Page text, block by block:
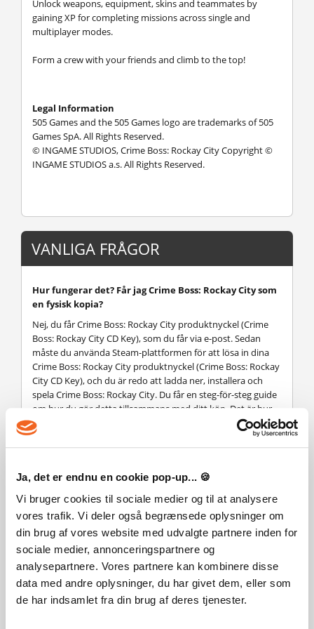
Ja, det er endnu en cookie pop-up... 🍪
Vi bruger cookies til sociale medier og til at analysere
vores trafik. Vi deler også begrænsede oplysninger om
din brug af vores website med udvalgte partnere inden for
sociale medier, annonceringspartnere og
analysepartnere. Vores partnere kan kombinere disse
data med andre oplysninger, du har givet dem, eller som
de har indsamlet fra din brug af deres tjenester.
Unlock weapons, equipment, skins and teammates by
gaining XP for completing missions across single and
multiplayer modes.
Form a crew with your friends and climb to the top!
Legal Information
505 Games and the 505 Games logo are trademarks of 505
Games SpA. All Rights Reserved.
© INGAME STUDIOS, Crime Boss: Rockay City Copyright ©
INGAME STUDIOS a.s. All Rights Reserved.
VANLIGA FRÅGOR
Hur fungerar det? Får jag Crime Boss: Rockay City som
en fysisk kopia?
Nej, du får Crime Boss: Rockay City produktnyckel (Crime
Boss: Rockay City CD Key), som du får via e-post. Sedan
måste du använda Steam-plattformen för att lösa in dina
Crime Boss: Rockay City produktnyckel (Crime Boss: Rockay
City CD Key), och du är redo att ladda ner, installera och
spela Crime Boss: Rockay City. Du får en steg-för-steg guide
om hur du gör detta tillsammans med ditt köp. Det är hur
enkelt som helst!
criminal empire in the singleplayer rogue-lite campaign or
put together a crew with your friends in action-packed co-
op multiplayer heists!
Tokig i det? Lägg detta spel till din önskelista